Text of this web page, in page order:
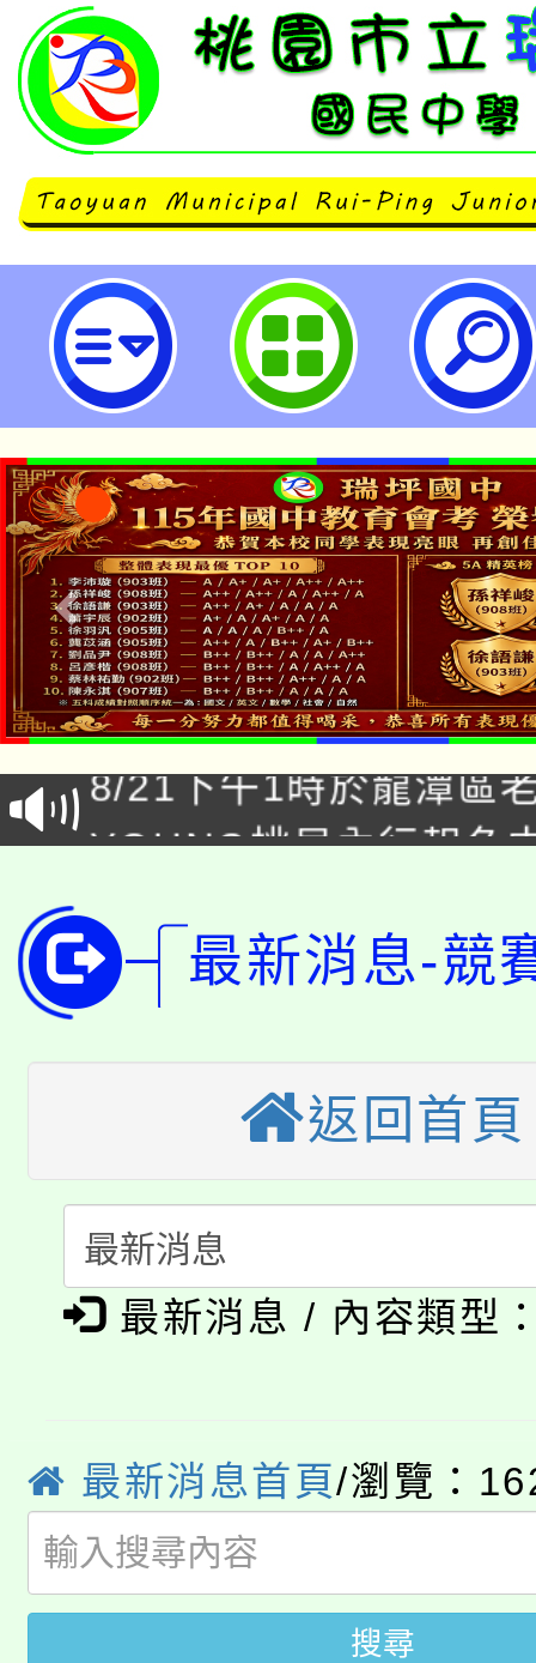
主旨：檢送桃園市青少年國樂團
甄選簡章1份，請 查照。-桃園市
「本色祭」8/29、30在
場熱烈登場!
8/21下午1時於龍潭區
徵才活動。
YOUNG桃局內行報名
開!
115年桃園市運動會8/
田徑場及游泳池舉行。
桃園市低收入戶享有免
視費優惠，中低收入戶
半價優惠，詳情可洽有
者。
大園自造教育及科技中
份教師增能研習
大溪自造教育及科技
份教師研習
淨零綠生活教案入校路
會
115年食農教育專業人
程
「本色祭」8/29、30在
局官網。
8月14至27日，桃園電
開!
115年桃園市運動會8/
田徑場及游泳池舉行。
桃園市低收入戶享有免
最新消息-競
返回首頁
最新消息 / 內容類型
最新消息首頁/瀏覽：
搜尋